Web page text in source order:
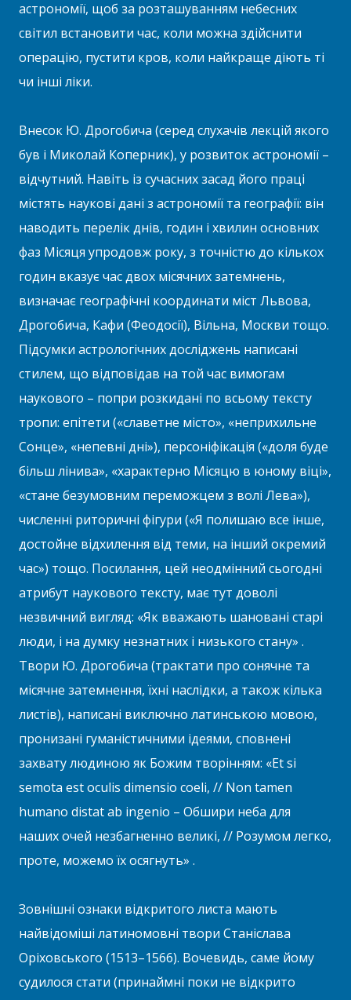
астрономії, щоб за розташуванням небесних
світил встановити час, коли можна здійснити
операцію, пустити кров, коли найкраще діють ті
чи інші ліки.
Внесок Ю. Дрогобича (серед слухачів лекцій якого
був і Миколай Коперник), у розвиток астрономії –
відчутний. Навіть із сучасних засад його праці
містять наукові дані з астрономії та географії: він
наводить перелік днів, годин і хвилин основних
фаз Місяця упродовж року, з точністю до кількох
годин вказує час двох місячних затемнень,
визначає географічні координати міст Львова,
Дрогобича, Кафи (Феодосії), Вільна, Москви тощо.
Підсумки астрологічних досліджень написані
стилем, що відповідав на той час вимогам
наукового – попри розкидані по всьому тексту
тропи: епітети («славетне місто», «неприхильне
Сонце», «непевні дні»), персоніфікація («доля буде
більш лінива», «характерно Місяцю в юному віці»,
«стане безумовним переможцем з волі Лева»),
численні риторичні фігури («Я полишаю все інше,
достойне відхилення від теми, на інший окремий
час») тощо. Посилання, цей неодмінний сьогодні
атрибут наукового тексту, має тут доволі
незвичний вигляд: «Як вважають шановані старі
люди, і на думку незнатних і низького стану» .
Твори Ю. Дрогобича (трактати про сонячне та
місячне затемнення, їхні наслідки, а також кілька
листів), написані виключно латинською мовою,
пронизані гуманістичними ідеями, сповнені
захвату людиною як Божим творінням: «Et si
semota est oculis di­me­n­sio coeli, // Non tamen
humano distat ab ingenio – Обшири неба для
наших очей незбагненно великі, // Розумом легко,
проте, можемо їх осягнуть» .
Зовнішні ознаки відкритого листа мають
найвідоміші латиномовні твори Станіслава
Оріховського (1513–1566). Вочевидь, саме йому
судилося стати (принаймні поки не відкрито